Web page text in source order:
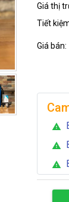
Giá thị
Tiết
Giá bán:
warning
warning
warning